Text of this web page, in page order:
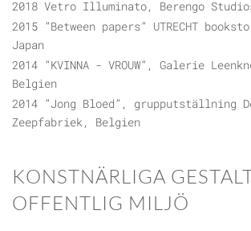
2018 Vetro Illuminato, Berengo
2015 ”Between papers” UTRECHT
Japan
2014 ”KVINNA - VROUW”, Galerie
Belgien
2014 ”Jong Bloed”, grupputställning
Zeepfabriek, Belgien
KONSTNÄRLIGA
OFFENTLIG MILJÖ